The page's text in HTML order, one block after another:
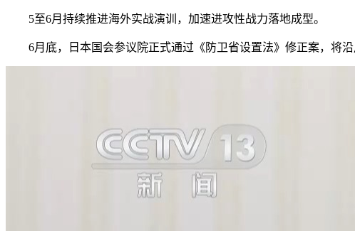
5至6月持续推进海外实战演训，加速进攻性战力落地成型。
6月底，日本国会参议院正式通过《防卫省设置法》修正案，将沿